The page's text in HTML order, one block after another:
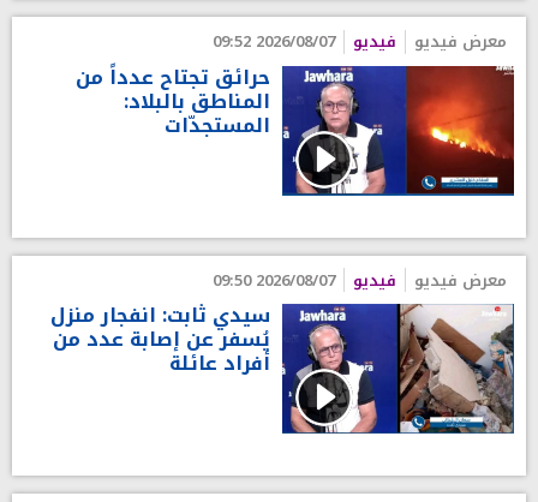
معرض فيديو فيديو 2026/08/07 09:52
حرائق تجتاح عدداً من
المناطق بالبلاد:
المستجدّات
معرض فيديو فيديو 2026/08/07 09:50
سيدي ثابت: انفجار منزل
يُسفر عن إصابة عدد من
أفراد عائلة